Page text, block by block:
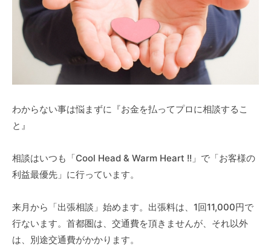
わからない事は悩まずに『お金を払ってプロに相談するこ
と』
相談はいつも「Cool Head & Warm Heart !!」で「お客様の
利益最優先」に行っています。
来月から「出張相談」始めます。出張料は、1回11,000円で
行ないます。首都圏は、交通費を頂きませんが、それ以外
は、別途交通費がかかります。